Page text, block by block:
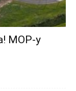
MOP-y